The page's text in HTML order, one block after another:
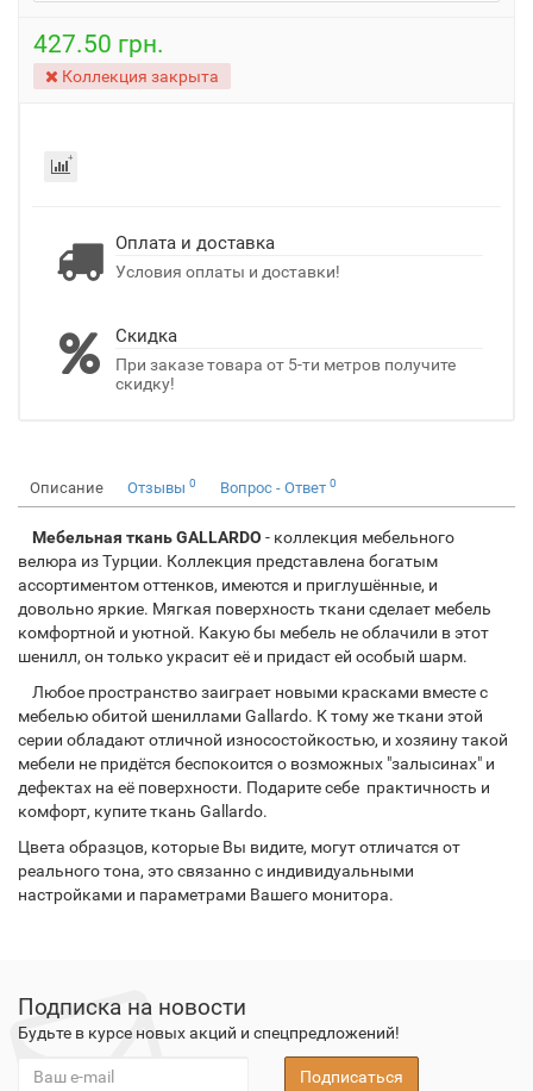
427.50 грн.
Коллекция закрыта
Оплата и доставка
Условия оплаты и доставки!
Скидка
При заказе товара от 5-ти метров получите
скидку!
Описание Отзывы 0 Вопрос - Ответ 0
Мебельная ткань GALLARDO - коллекция мебельного
велюра из Турции. Коллекция представлена богатым
ассортиментом оттенков, имеются и приглушённые, и
довольно яркие. Мягкая поверхность ткани сделает мебель
комфортной и уютной. Какую бы мебель не облачили в этот
шенилл, он только украсит её и придаст ей особый шарм.
Любое пространство заиграет новыми красками вместе с
мебелью обитой шениллами Gallardo. К тому же ткани этой
серии обладают отличной износостойкостью, и хозяину такой
мебели не придётся беспокоится о возможных "залысинах" и
дефектах на её поверхности. Подарите себе практичность и
комфорт, купите ткань Gallardo.
Цвета образцов, которые Вы видите, могут отличатся от
реального тона, это связанно с индивидуальными
настройками и параметрами Вашего монитора.
Подписка на новости
Будьте в курсе новых акций и спецпредложений!
Подписаться